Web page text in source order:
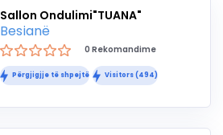
Sallon Ondulimi"TUANA"
Besianë
0 Rekomandime
Përgjigjje të shpejtë Visitors (494)